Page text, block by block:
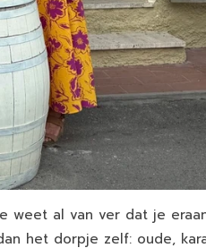
weet al van ver dat je
het dorpje zelf: oude,